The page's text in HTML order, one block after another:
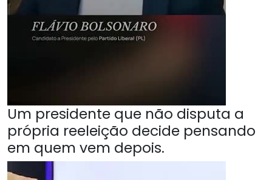
Um presidente que não disputa a
própria reeleição decide pensando
em quem vem depois.